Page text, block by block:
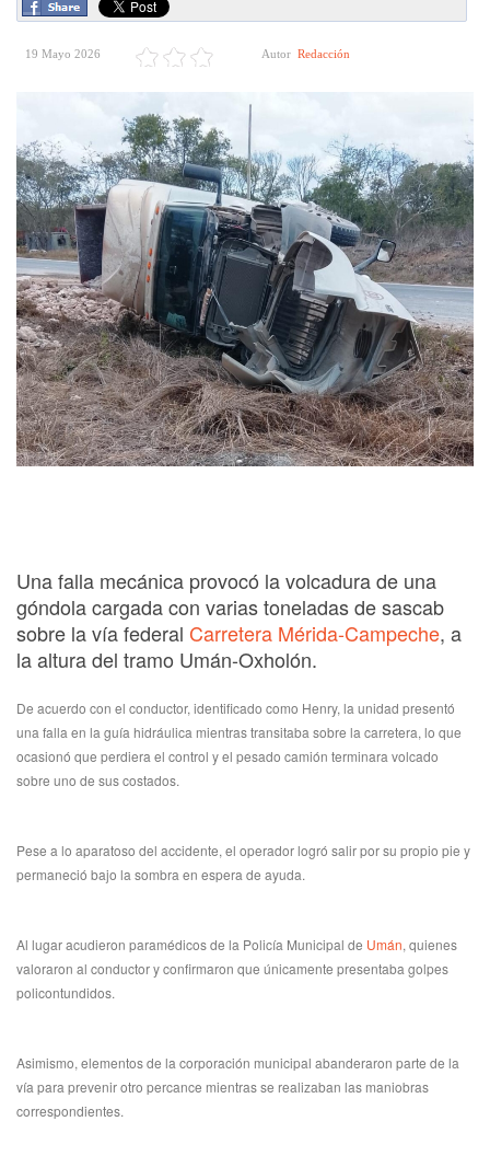
19 Mayo 2026 Autor Redacción
Una falla mecánica provocó la volcadura de una
góndola cargada con varias toneladas de sascab
sobre la vía federal Carretera Mérida-Campeche, a
la altura del tramo Umán-Oxholón.
De acuerdo con el conductor, identificado como Henry, la unidad presentó
una falla en la guía hidráulica mientras transitaba sobre la carretera, lo que
ocasionó que perdiera el control y el pesado camión terminara volcado
sobre uno de sus costados.
Pese a lo aparatoso del accidente, el operador logró salir por su propio pie y
permaneció bajo la sombra en espera de ayuda.
Al lugar acudieron paramédicos de la Policía Municipal de Umán, quienes
valoraron al conductor y confirmaron que únicamente presentaba golpes
policontundidos.
Asimismo, elementos de la corporación municipal abanderaron parte de la
vía para prevenir otro percance mientras se realizaban las maniobras
correspondientes.